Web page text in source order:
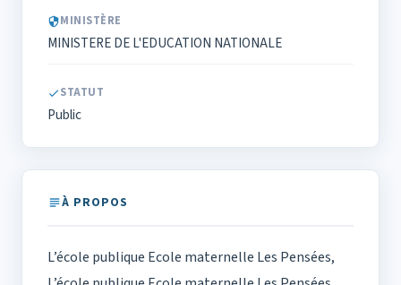
MINISTÈRE
MINISTERE DE L'EDUCATION NATIONALE
STATUT
Public
À PROPOS
L’école publique Ecole maternelle Les Pensées,